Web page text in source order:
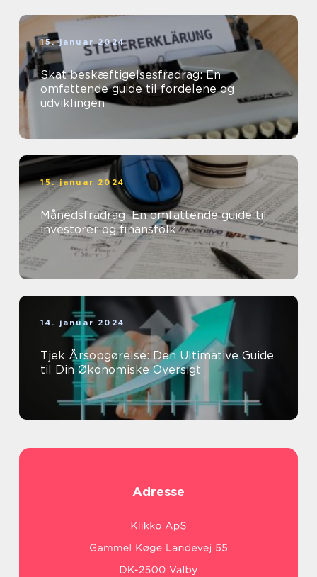
15. januar 2024
Skat beskæftigelsesfradrag: En
omfattende guide til fordelene og
udviklingen
15. januar 2024
Månedsfradrag: En omfattende guide til
investorer og finansfolk
14. januar 2024
Tjek Årsopgørelse: Den Ultimative Guide
til Din Økonomiske Oversigt
Adresse